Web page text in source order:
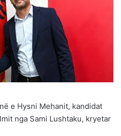
e Hysni Mehanit, kandidat
nga Sami Lushtaku, kryetar